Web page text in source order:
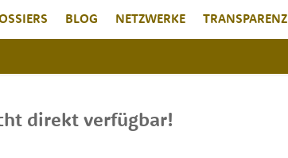
BLOG NETZWERKE TRANSPARENZ
direkt verfügbar!